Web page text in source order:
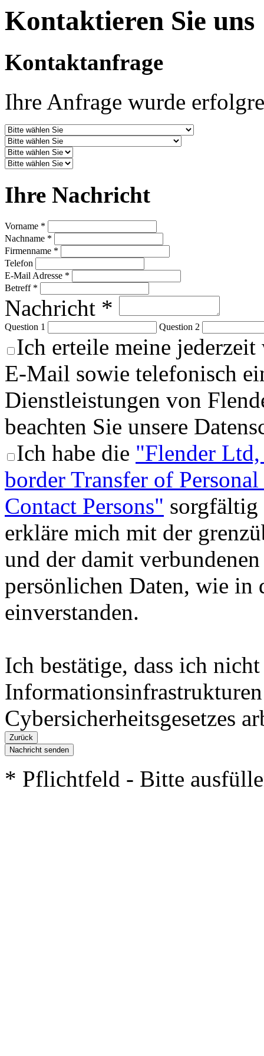
Kontaktieren Sie uns
Kontaktanfrage
Ihre Anfrage wurde
Ihre Nachricht
Vorname *
Nachname *
Firmenname *
Telefon
E-Mail Adresse *
Betreff *
Nachricht *
Question 1 Question 2
Ich erteile meine
E-Mail sowie telefonisch
Dienstleistungen von
beachten Sie unsere
Ich habe die "Flender
border Transfer of
Contact Persons" sorgfältig
erkläre mich mit der
und der damit
persönlichen Daten, wie
einverstanden.
Ich bestätige, dass ich
Cybersicherheitsgesetzes
Nachricht senden
* Pflichtfeld - Bitte